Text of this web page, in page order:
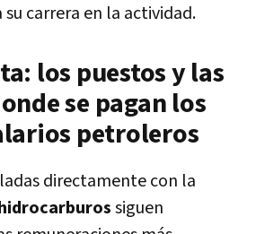
su carrera en la actividad.
los puestos y las
se pagan los
petroleros
directamente con la
siguen